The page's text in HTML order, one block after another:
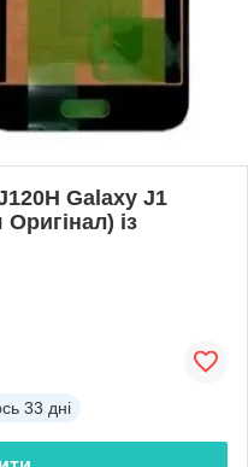
Galaxy J1
Оригінал) із
33 дні